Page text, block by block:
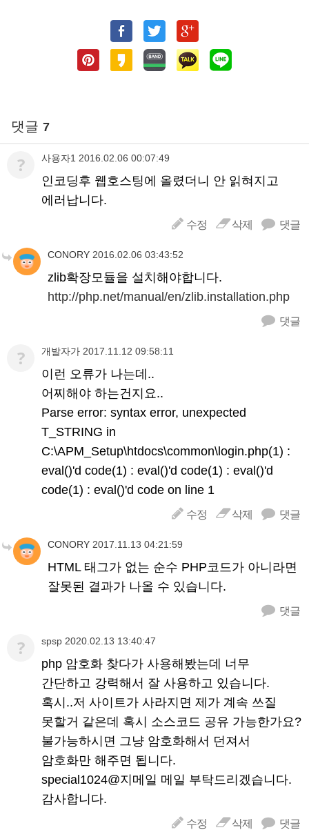
댓글 7
? 사용자1 2016.02.06 00:07:49
인코딩후 웹호스팅에 올렸더니 안 읽혀지고
에러납니다.
수정 삭제 댓글
CONORY2016.02.06 03:43:52
zlib확장모듈을 설치해야합니다.
http://php.net/manual/en/zlib.installation.php
댓글
? 개발자가 2017.11.12 09:58:11
이런 오류가 나는데..
어찌해야 하는건지요..
Parse error: syntax error, unexpected
T_STRING in
C:\APM_Setup\htdocs\common\login.php(1) :
eval()'d code(1) : eval()'d code(1) : eval()'d
code(1) : eval()'d code on line 1
수정 삭제 댓글
CONORY2017.11.13 04:21:59
HTML 태그가 없는 순수 PHP코드가 아니라면
잘못된 결과가 나올 수 있습니다.
댓글
? spsp 2020.02.13 13:40:47
php 암호화 찾다가 사용해봤는데 너무
간단하고 강력해서 잘 사용하고 있습니다.
혹시..저 사이트가 사라지면 제가 계속 쓰질
못할거 같은데 혹시 소스코드 공유 가능한가요?
불가능하시면 그냥 암호화해서 던져서
암호화만 해주면 됩니다.
special1024@지메일 메일 부탁드리겠습니다.
감사합니다.
수정 삭제 댓글